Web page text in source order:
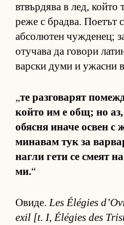
втвър­дява в лед, който
реже с брад­ва. По­е­тът
аб­со­лю­тен чуж­де­нец;
оту­чава да го­вори
вар­ски думи и ужасни
„те раз­го­ва­рят
който им е общ; но аз,
обясня иначе ос­вен с
ми­на­вам тук за
нагли гети се смеят
ми.“
Ови­де.Les Élégies
exil [t. I, Élégies des